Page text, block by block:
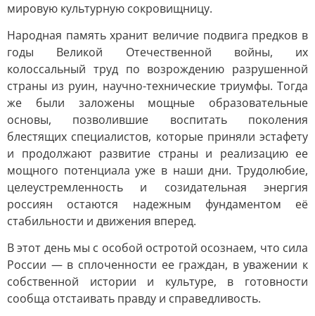
мировую культурную сокровищницу.
Народная память хранит величие подвига предков в
годы Великой Отечественной войны, их
колоссальный труд по возрождению разрушенной
страны из руин, научно-технические триумфы. Тогда
же были заложены мощные образовательные
основы, позволившие воспитать поколения
блестящих специалистов, которые приняли эстафету
и продолжают развитие страны и реализацию ее
мощного потенциала уже в наши дни. Трудолюбие,
целеустремленность и созидательная энергия
россиян остаются надежным фундаментом её
стабильности и движения вперед.
В этот день мы с особой остротой осознаем, что сила
России — в сплоченности ее граждан, в уважении к
собственной истории и культуре, в готовности
сообща отстаивать правду и справедливость.